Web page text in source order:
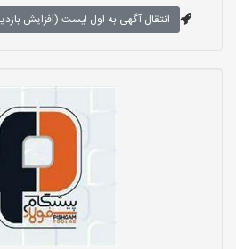
انتقال آگهی به اول لیست (افزایش